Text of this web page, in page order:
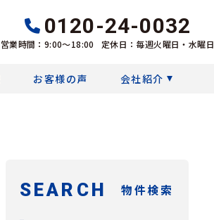
0120-24-0032
営業時間：9:00〜18:00 定休日：毎週火曜日・水曜日
お客様の声 会社紹介
SEARCH 物件検索